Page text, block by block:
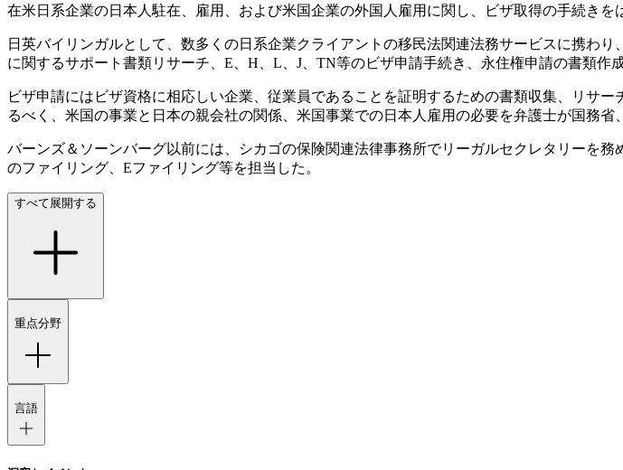
在米日系企業の日本人駐在、雇用、および米国企業の外国人雇用に関し、ビザ取得の手続きを
日英バイリンガルとして、数多くの日系企業クライアントの移民法関連法務サービスに携わ
に関するサポート書類リサーチ、E、H、L、J、TN等のビザ申請手続き、永住権申請の書類作
ビザ申請にはビザ資格に相応しい企業、従業員であることを証明するための書類収集、リサ
るべく、米国の事業と日本の親会社の関係、米国事業での日本人雇用の必要を弁護士が国務
バーンズ＆ソーンバーグ以前には、シカゴの保険関連法律事務所でリーガルセクレタリーを
のファイリング、Eファイリング等を担当した。
すべて展開する
重点分野
言語